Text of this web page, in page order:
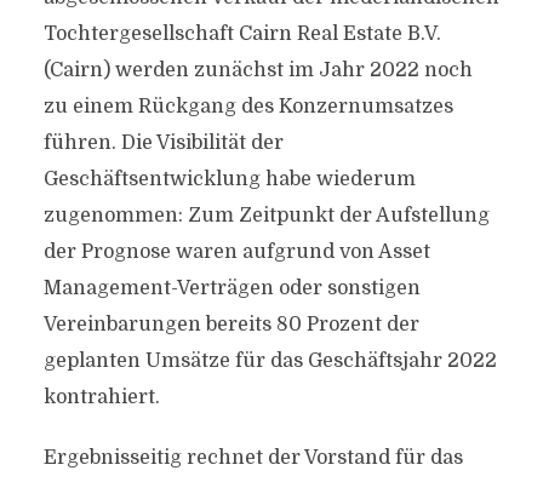
Tochtergesellschaft Cairn Real Estate B.V.
(Cairn) werden zunächst im Jahr 2022 noch
zu einem Rückgang des Konzernumsatzes
führen. Die Visibilität der
Geschäftsentwicklung habe wiederum
zugenommen: Zum Zeitpunkt der Aufstellung
der Prognose waren aufgrund von Asset
Management-Verträgen oder sonstigen
Vereinbarungen bereits 80 Prozent der
geplanten Umsätze für das Geschäftsjahr 2022
kontrahiert.
Ergebnisseitig rechnet der Vorstand für das